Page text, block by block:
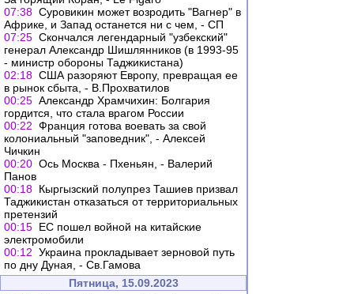
07:38 Суровикин может возродить "Вагнер" в
Африке, и Запад останется ни с чем, - СП
07:25 Скончался легендарный "узбекский"
генерал Александр Шишлянников (в 1993-95
- министр обороны Таджикистана)
02:18 США разоряют Европу, превращая ее
в рынок сбыта, - В.Прохватилов
00:25 Александр Храмчихин: Болгария
гордится, что стала врагом России
00:22 Франция готова воевать за свой
колониальный "заповедник", - Алексей
Чичкин
00:20 Ось Москва - Пхеньян, - Валерий
Панов
00:18 Кыргызский полупрез Ташиев призвал
Таджикистан отказаться от территориальных
претензий
00:15 ЕС пошел войной на китайские
электромобили
00:12 Украина прокладывает зерновой путь
по дну Дуная, - Св.Гамова
Пятница, 15.09.2023